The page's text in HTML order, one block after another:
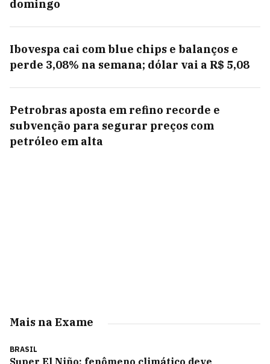
domingo
Ibovespa cai com blue chips e balanços e
perde 3,08% na semana; dólar vai a R$ 5,08
Petrobras aposta em refino recorde e
subvenção para segurar preços com
petróleo em alta
Mais na Exame
BRASIL
Super El Niño: fenômeno climático deve